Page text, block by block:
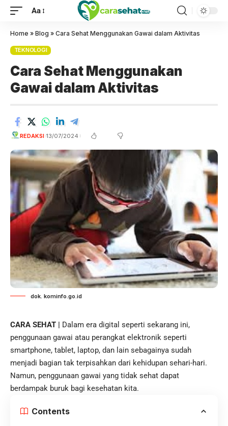
Aa
Home » Blog » Cara Sehat Menggunakan Gawai dalam Aktivitas
TEKNOLOGI
Cara Sehat Menggunakan
Gawai dalam Aktivitas
REDAKSI 13/07/2024
dok. kominfo.go.id
CARA SEHAT | Dalam era digital seperti sekarang ini,
penggunaan gawai atau perangkat elektronik seperti
smartphone, tablet, laptop, dan lain sebagainya sudah
menjadi bagian tak terpisahkan dari kehidupan sehari-hari.
Namun, penggunaan gawai yang tidak sehat dapat
berdampak buruk bagi kesehatan kita.
Contents